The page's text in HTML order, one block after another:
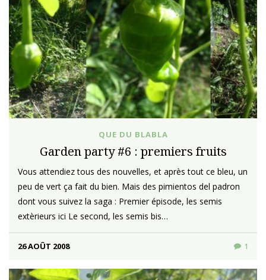
QUE DU BLABLA
Garden party #6 : premiers fruits
Vous attendiez tous des nouvelles, et après tout ce bleu, un
peu de vert ça fait du bien. Mais des pimientos del padron
dont vous suivez la saga : Premier épisode, les semis
extèrieurs ici Le second, les semis bis…
26 AOÛT 2008 1